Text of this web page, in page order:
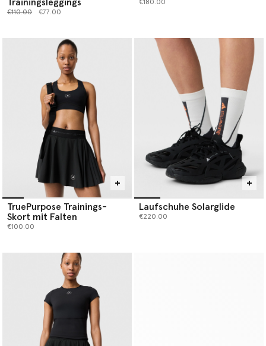
Trainingsleggings
Preis reduziert von
€110.00bis€77.00
€180.00
TruePurpose Trainings-
Skort mit Falten
€100.00
Laufschuhe Solarglide
€220.00